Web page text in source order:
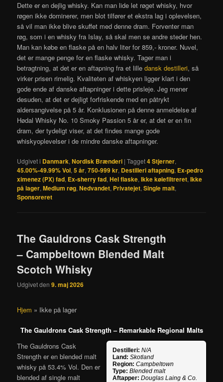
Dette er en dejlig whisky. Kan man lide let røget whisky, hvor
røgen ikke dominerer, men blot tilfører et ekstra lag i oplevelsen,
så vil man ikke blive skuffet med denne dram. Forventer man
røg, som i en whisky fra Islay, så skal men se andre steder hen.
Man kan købe en flaske på en halv liter for 859,- kroner. Nuvel,
det er mange penge for en flaske whisky. Tager man i
betragtning, at det er en aftapning fra et lilledansk destilleri, så
virker prisen rimelig. Kvaliteten af whiskyen ligger klart i den
gode ende af danske aftapninger i dette prisleje. Jeg mener
desuden, at det er dejligt forfriskende med en påtrykt
aldersangivelse på 5 år. Konklusionen på denne anmeldelse af
Hødal Whisky No. 10 Smoky Passion 5 år er, at det er en fin
dram, der tydeligt viser, at det findes mange gode
whiskyoplevelser i de mindre danske aftapninger.
Udgivet i Danmark,Nordisk Brænderi |Tagget4 Stjerner,
45.00%-49.99% Vol,5 år,750-999 kr, Destilleri aftapning, Ex-pedro
ximenez (PX) fad, Ex-sherry fad,Hel flaske,Ikke kølefiltreret,Ikke
på lager,Medium røg,Nedvandet, Privatejet,Single malt,
Sponsoreret
The Gauldrons Cask Strength
– Campbeltown Blended Malt
Scotch Whisky
Udgivet den9. maj 2026
Hjem » Ikke på lager
The Gauldrons Cask Strength – Remarkable Regional Malts
Destilleri: N/A
Land: Skotland
Region: Campbeltown
Type: Blended malt
Aftapper: Douglas Laing & Co.
The Gauldrons Cask
Strength er en blended malt
whisky på 53.4% Vol. Den er
blended af single malt